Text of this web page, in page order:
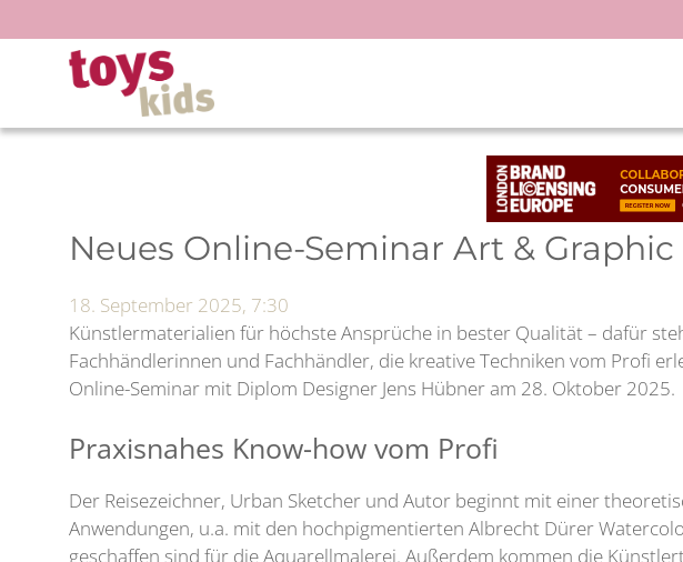
Inhalt
springen
Neues Online-Seminar Art &
18. September 2025, 7:30
Künstlermaterialien für höchste Ansprüche in bester Qualität – dafür
Fachhändlerinnen und Fachhändler, die kreative Techniken vom Profi
Online-Seminar mit Diplom Designer Jens Hübner am 28. Oktober 2025.
Praxisnahes Know-how vom Profi
Der Reisezeichner, Urban Sketcher und Autor beginnt mit einer
Anwendungen, u.a. mit den hochpigmentierten Albrecht Dürer
geschaffen sind für die Aquarellmalerei. Außerdem kommen die